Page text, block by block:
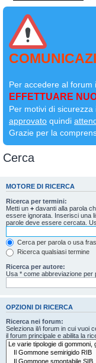
Per accedere al forum
EFFETTUARE
Per motivi di sicurezza
approvato quindi
Grazie per la
Cerca
MOTORE DI RICERCA
Ricerca per termini:
Metti un + davanti alla parola
essere ignorata. Inserisci una
parole deve essere cercata.
Cerca per parola o usa
Ricerca qualsiasi termine
Ricerca per autore:
Usa * come abbreviazione per
OPZIONI DI RICERCA
Ricerca nei forum:
Seleziona il/i forum in cui vuoi
il forum principale e abilita la